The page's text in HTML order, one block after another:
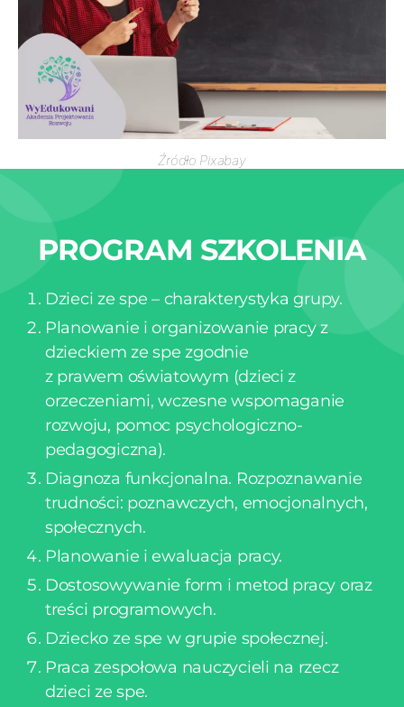
Źródło Pixabay
PROGRAM SZKOLENIA
Dzieci ze spe – charakterystyka grupy.
Planowanie i organizowanie pracy z
dzieckiem ze spe zgodnie
z prawem oświatowym (dzieci z
orzeczeniami, wczesne wspomaganie
rozwoju, pomoc psychologiczno-
pedagogiczna).
Diagnoza funkcjonalna. Rozpoznawanie
trudności: poznawczych, emocjonalnych,
społecznych.
Planowanie i ewaluacja pracy.
Dostosowywanie form i metod pracy oraz
treści programowych.
Dziecko ze spe w grupie społecznej.
Praca zespołowa nauczycieli na rzecz
dzieci ze spe.